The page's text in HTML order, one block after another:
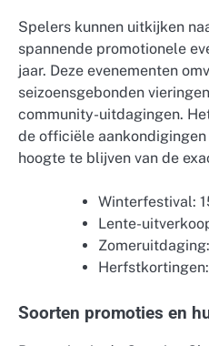
Spelers kunnen uitkijken
spannende promotionele
jaar. Deze evenementen
seizoensgebonden
community-uitdagingen.
de officiële
hoogte te blijven van de
Winterfestival:
Lente-
Soorten promoties en